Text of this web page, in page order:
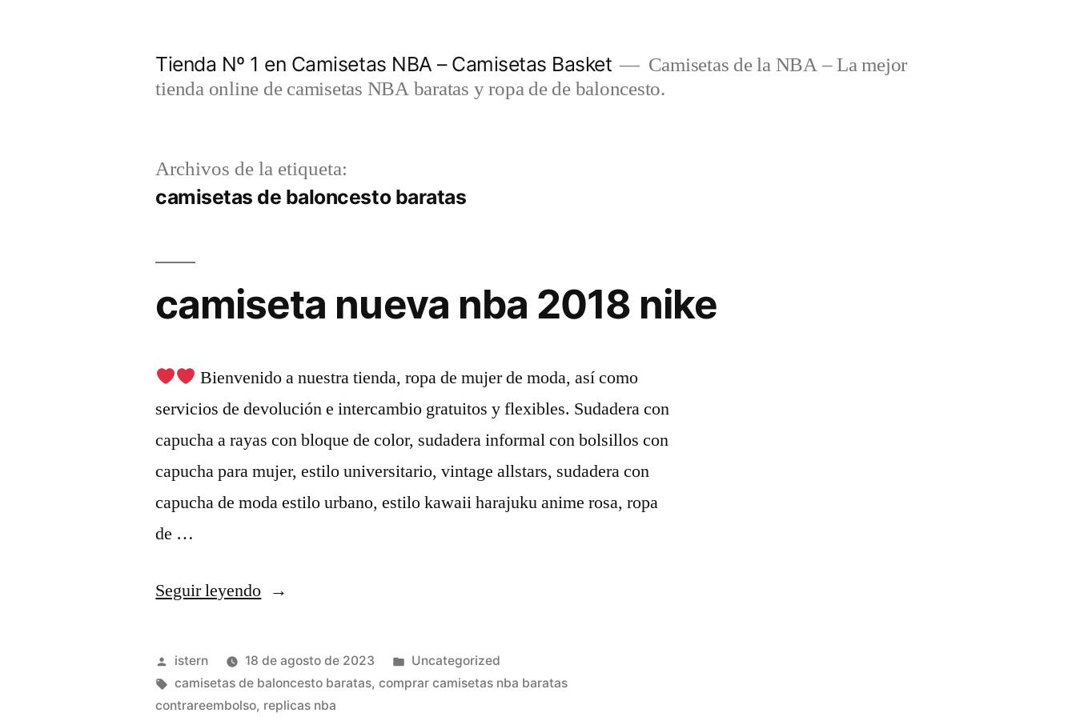
Tienda Nº 1 en Camisetas NBA – Camisetas Basket
Camisetas de la NBA – La mejor
tienda online de camisetas NBA baratas y ropa de de baloncesto.
Archivos de la etiqueta:
camisetas de baloncesto baratas
camiseta nueva nba 2018 nike
Bienvenido a nuestra tienda, ropa de mujer de moda, así como
servicios de devolución e intercambio gratuitos y flexibles. Sudadera con
capucha a rayas con bloque de color, sudadera informal con bolsillos con
capucha para mujer, estilo universitario, vintage allstars, sudadera con
capucha de moda estilo urbano, estilo kawaii harajuku anime rosa, ropa
de …
Seguir leyendo«camiseta
nba
2018
Publicado
por
istern 18 de agosto de 2023
Publicado
en
Uncategorized
Etiquetas:
camisetas de baloncesto baratas,comprar camisetas nba baratas
contrareembolso, replicas nba